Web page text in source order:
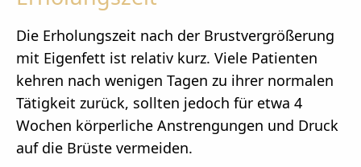
Die Erholungszeit nach der Brustvergrößerung
mit Eigenfett ist relativ kurz. Viele Patienten
kehren nach wenigen Tagen zu ihrer normalen
Tätigkeit zurück, sollten jedoch für etwa 4
Wochen körperliche Anstrengungen und Druck
auf die Brüste vermeiden.